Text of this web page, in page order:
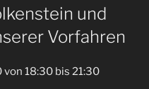
und
Vorfahren
18:30 bis 21:30